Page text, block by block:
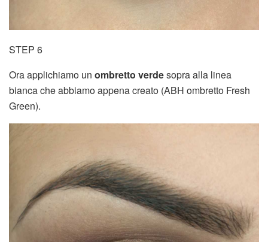
STEP 6
Ora applichiamo un ombretto verdesopra alla linea
bianca che abbiamo appena creato (ABH ombretto Fresh
Green).